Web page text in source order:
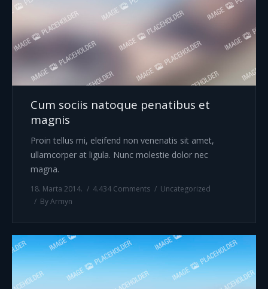
Cum sociis natoque penatibus et
magnis
Proin tellus mi, eleifend non venenatis sit amet,
ullamcorper at ligula. Nunc molestie dolor nec
magna.
18. Marta 2014. 4.434 Comments
Uncategorized
ByArmyn